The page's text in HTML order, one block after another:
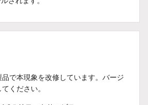
で本現象を改修しています。バージ
ください。